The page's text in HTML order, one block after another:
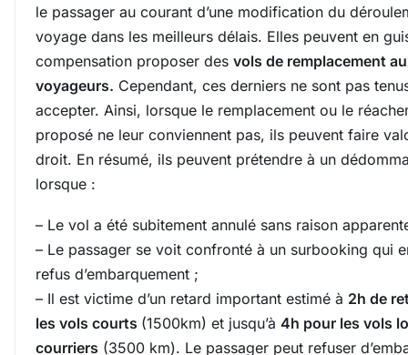
le passager au courant d’une modification du
voyage dans les meilleurs délais. Elles peuvent en
compensation proposer des vols de remplacement
voyageurs. Cependant, ces derniers ne sont pas
accepter. Ainsi, lorsque le remplacement ou le
proposé ne leur conviennent pas, ils peuvent faire
droit. En résumé, ils peuvent prétendre à un
lorsque :
– Le vol a été subitement annulé sans raison
– Le passager se voit confronté à un surbooking qui
refus d’embarquement ;
– Il est victime d’un retard important estimé à 2h de
les vols courts (1500km) et jusqu’à 4h pour les vols
courriers (3500 km). Le passager peut refuser